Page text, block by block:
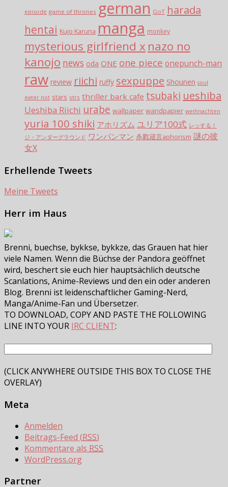
episode game of thrones german GoT harada
hentai Kujo Karuna manga monkey
mysterious girlfriend x nazo no
kanojo news oda ONE one piece onepunch-man
raw review riichi ruffy sexpuppe Shounen soul
eater not stars strs thriller bark cafe tsubaki ueshiba
Ueshiba Riichi urabe wallpaper wandpapier weihnachten
yuria 100 shiki アホリズム ユリア100式 レッする！
ジ・アンダーグラウンド ワンパンマン 杀戮箴言aphorism 謎の彼
女X
Erhellende Tweets
Meine Tweets
Herr im Haus
Brenni, buechse, bykkse, bykkze, das Grauen hat hier
viele Namen. Wenn die Büchse der Pandora geöffnet
wird, beschert sie euch hier hauptsächlich deutsche
Scanlations, Anime-Reviews und den ein oder anderen
Blog. Brenni ist leidenschaftlicher Gaming-Nerd,
Manga/Anime-Fan und Übersetzer.
TO DOWNLOAD, COPY AND PASTE THE FOLLOWING
LINE INTO YOUR IRC CLIENT:
(CLICK ANYWHERE OUTSIDE THIS BOX TO CLOSE THE
OVERLAY)
Meta
Anmelden
Beitrags-Feed (RSS)
Kommentare als RSS
WordPress.org
Partner